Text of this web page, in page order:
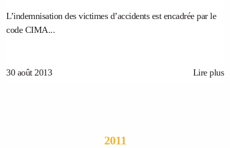
L’indemnisation des victimes d’accidents est encadrée par le
code CIMA...
30 août 2013 Lire plus
2011